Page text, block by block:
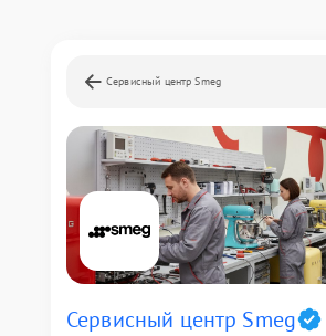
Сервисный центр Smeg
Сервисный центр Smeg